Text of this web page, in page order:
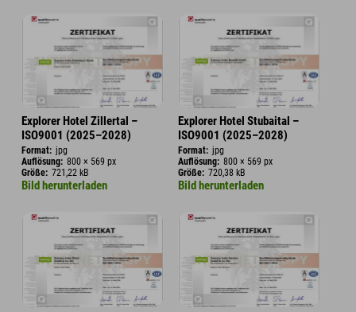
Explorer Hotel Zillertal –
ISO9001 (2025–2028)
Format: jpg
Auflösung: 800 × 569 px
Größe: 721,22 kB
Bild herunterladen
Explorer Hotel Stubaital –
ISO9001 (2025–2028)
Format: jpg
Auflösung: 800 × 569 px
Größe: 720,38 kB
Bild herunterladen